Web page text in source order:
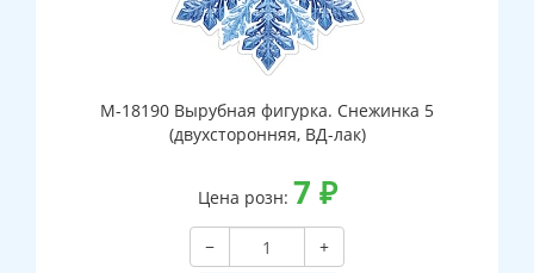
М-18190 Вырубная фигурка. Снежинка 5
(двухсторонняя, ВД-лак)
Цена розн: 7 ₽
−
+